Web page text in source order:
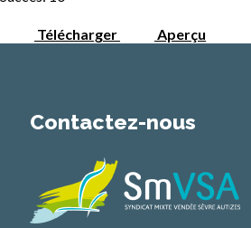
Télécharger Aperçu
Contactez-nous